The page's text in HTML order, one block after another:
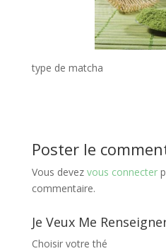
type de matcha
Poster le
Vous devez vous connecter
commentaire.
Je Veux Me
Choisir votre thé